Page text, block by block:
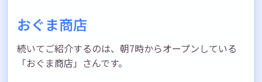
おぐま商店
続いてご紹介するのは、朝7時からオープンしている
「おぐま商店」さんです。